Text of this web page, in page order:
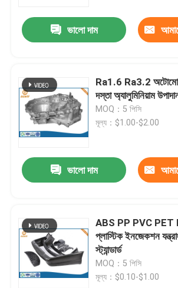
ভালো দাম
Ra1.6 Ra3.2
দস্তা অ্যালুমিনিয়াম
MOQ：5 পিসি
মূল্য：$1.00-$2.00
ভালো দাম
ABS PP PVC PET
প্লাস্টিক ইনজেকশন
স্ট্যান্ডার্ড
MOQ：5 পিসি
মূল্য：$0.10-$1.00